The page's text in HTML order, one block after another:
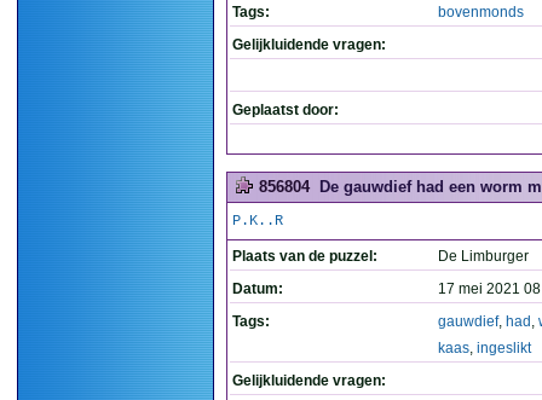
Tags:
bovenmonds
Gelijkluidende vragen:
Geplaatst door:
856804 De gauwdief had een worm
P.K..R
Plaats van de puzzel:
De Limburger
Datum:
17 mei 2021
Tags:
gauwdief, had ,
kaas, ingeslikt
Gelijkluidende vragen: